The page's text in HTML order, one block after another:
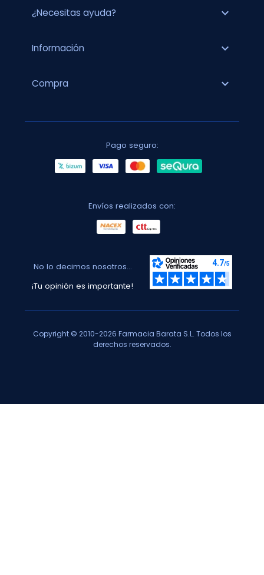
¿Necesitas ayuda? expand_more
Información expand_more
Compra expand_more
Pago seguro:
Envíos realizados con:
No lo decimos nosotros...
¡Tu opinión es importante!
Copyright © 2010-2026 Farmacia Barata S.L. Todos los
derechos reservados.